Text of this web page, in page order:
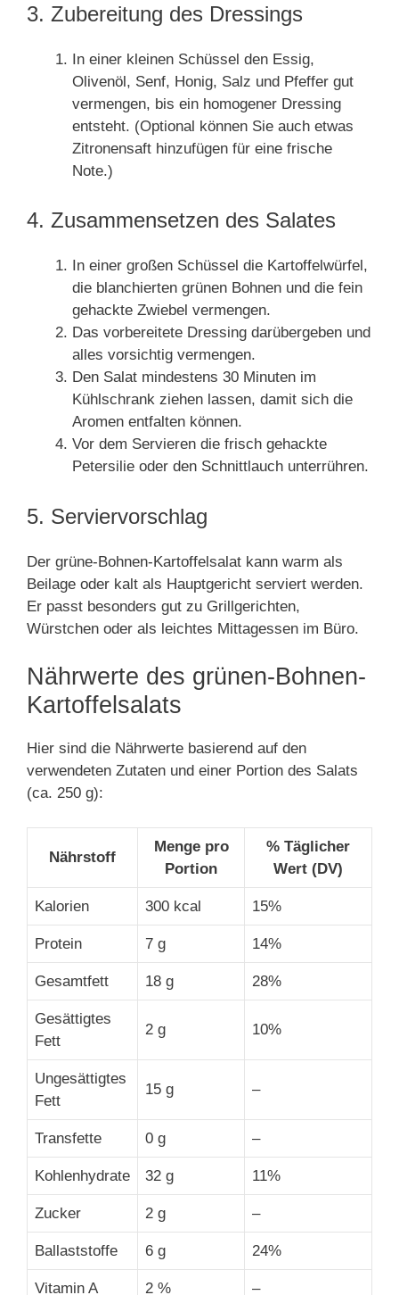
3. Zubereitung des Dressings
In einer kleinen Schüssel den Essig,
Olivenöl, Senf, Honig, Salz und Pfeffer gut
vermengen, bis ein homogener Dressing
entsteht. (Optional können Sie auch etwas
Zitronensaft hinzufügen für eine frische
Note.)
4. Zusammensetzen des Salates
In einer großen Schüssel die Kartoffelwürfel,
die blanchierten grünen Bohnen und die fein
gehackte Zwiebel vermengen.
Das vorbereitete Dressing darübergeben und
alles vorsichtig vermengen.
Den Salat mindestens 30 Minuten im
Kühlschrank ziehen lassen, damit sich die
Aromen entfalten können.
Vor dem Servieren die frisch gehackte
Petersilie oder den Schnittlauch unterrühren.
5. Serviervorschlag
Der grüne-Bohnen-Kartoffelsalat kann warm als
Beilage oder kalt als Hauptgericht serviert werden.
Er passt besonders gut zu Grillgerichten,
Würstchen oder als leichtes Mittagessen im Büro.
Nährwerte des grünen-Bohnen-
Kartoffelsalats
Hier sind die Nährwerte basierend auf den
verwendeten Zutaten und einer Portion des Salats
(ca. 250 g):
Nährstoff
Menge pro
Portion
% Täglicher
Wert (DV)
Kalorien 300 kcal 15%
Protein 7 g 14%
Gesamtfett 18 g 28%
Gesättigtes
Fett
2 g 10%
Ungesättigtes
Fett
15 g –
Transfette 0 g –
Kohlenhydrate 32 g 11%
Zucker 2 g –
Ballaststoffe 6 g 24%
Vitamin A 2 % –